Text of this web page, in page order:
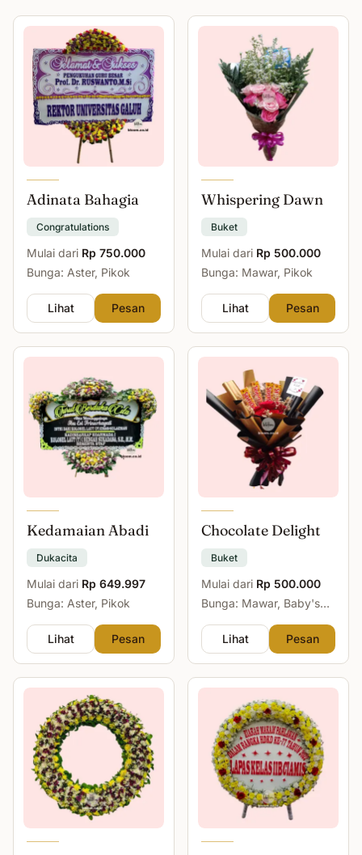
Adinata Bahagia
Congratulations
Mulai dari Rp 750.000
Bunga: Aster, Pikok
Lihat Pesan
Whispering Dawn
Buket
Mulai dari Rp 500.000
Bunga: Mawar, Pikok
Lihat Pesan
Kedamaian Abadi
Dukacita
Mulai dari Rp 649.997
Bunga: Aster, Pikok
Lihat Pesan
Chocolate Delight
Buket
Mulai dari Rp 500.000
Bunga: Mawar, Baby's
Lihat
Pesan